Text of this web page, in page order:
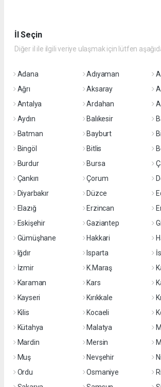
İl Seçin
Diğer il ile ilgili veriye ulaşmak için lütfen
Adana Adıyaman
Ağrı
Aksaray
Antalya
Ardahan
Aydın
Balıkesir
Batman
Bayburt
Bingöl
Bitlis
Burdur
Bursa
Çankırı
Çorum
Diyarbakır
Düzce
Elazığ
Erzincan
Eskişehir
Gaziantep
Gümüşhane
Hakkari
Iğdır
Isparta
İzmir
K.Maraş
Karaman
Kars
Kayseri
Kırıkkale
Kilis
Kocaeli
Kütahya
Malatya
Mardin
Mersin
Muş
Nevşehir
Ordu
Osmaniye